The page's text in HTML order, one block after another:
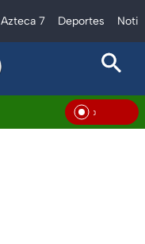
Azteca 7 Deportes
En